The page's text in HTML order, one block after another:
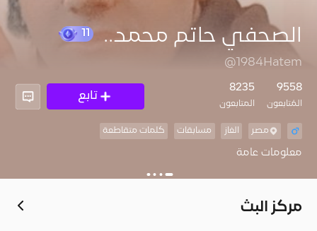
الصحفي حاتم محمد..
@1984Hatem
9558
المُتابعون
8235
المتابعون
تابع
مصر الغاز مسابقات كلمات متقاطعة
معلومات عامة
مركز البث